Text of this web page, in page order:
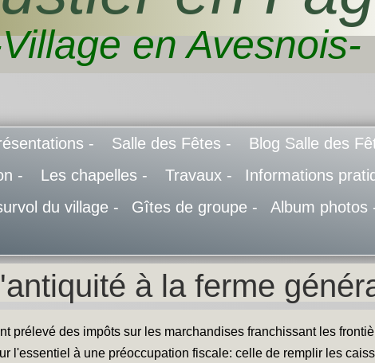
en Avesnois-
- Salle des Fêtes - Blog Salle des
- Les chapelles - Travaux -
Informations
du village - Gîtes de groupe - Album photos
à la ferme
prélevé des impôts sur les marchandises franchissant les
l'essentiel à une préoccupation fiscale: celle de remplir les